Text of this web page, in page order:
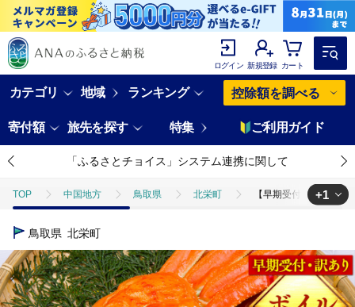
ログイン 新規登録 カート
カテゴリ 地域 ランキング 控除額を調べる
寄付額 旅先を探す 特集 ご利用ガイド
「ふるさとチョイス」システム連携に関して
TOP 中国地方 鳥取県 北栄町 【早期受付】【ボイ
TOP
+1
鳥取県 北栄町